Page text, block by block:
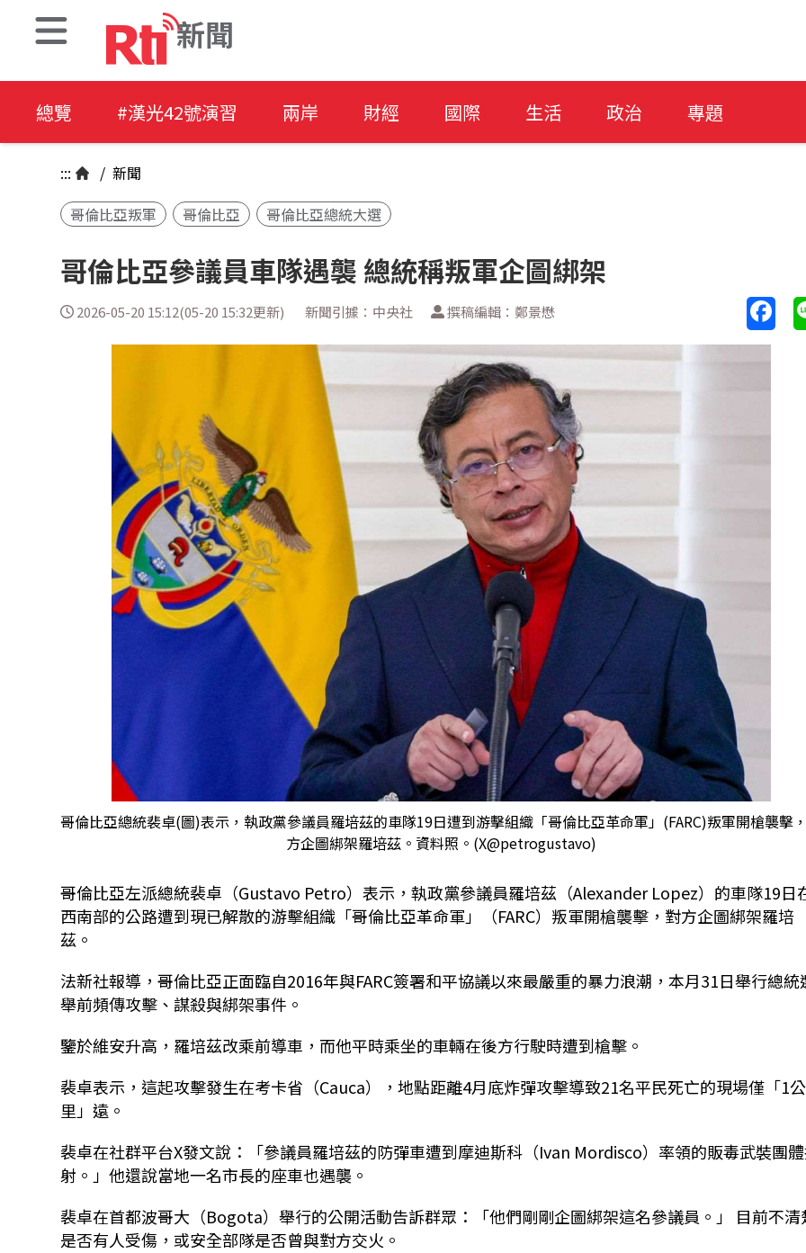
新聞
總覽 #漢光42號演習 兩岸 財經 國際 生活 政治 專題
::: / 新聞
哥倫比亞叛軍
哥倫比亞 哥倫比亞總統大選
哥倫比亞參議員車隊遇襲 總統稱叛軍企圖綁架
2026-05-20 15:12(05-20 15:32更新) 新聞引據：中央社 撰稿編輯：鄭景懋
哥倫比亞總統裴卓(圖)表示，執政黨參議員羅培茲的車隊19日遭到游擊組織「哥倫比亞革命軍」(FARC)叛軍開槍襲擊
方企圖綁架羅培茲。資料照。(X@petrogustavo)
哥倫比亞左派總統裴卓（Gustavo Petro）表示，執政黨參議員羅培茲（Alexander Lopez）的車隊19日
西南部的公路遭到現已解散的游擊組織「哥倫比亞革命軍」（FARC）叛軍開槍襲擊，對方企圖綁架羅培
茲。
法新社報導，哥倫比亞正面臨自2016年與FARC簽署和平協議以來最嚴重的暴力浪潮，本月31日舉行總統
舉前頻傳攻擊、謀殺與綁架事件。
鑒於維安升高，羅培茲改乘前導車，而他平時乘坐的車輛在後方行駛時遭到槍擊。
裴卓表示，這起攻擊發生在考卡省（Cauca），地點距離4月底炸彈攻擊導致21名平民死亡的現場僅「1公
里」遠。
裴卓在社群平台X發文說：「參議員羅培茲的防彈車遭到摩迪斯科（Ivan Mordisco）率領的販毒武裝團
射。」他還說當地一名市長的座車也遇襲。
裴卓在首都波哥大（Bogota）舉行的公開活動告訴群眾：「他們剛剛企圖綁架這名參議員。」 目前不清
是否有人受傷，或安全部隊是否曾與對方交火。